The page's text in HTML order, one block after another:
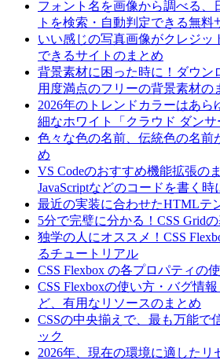
フォント名を画像から調べる、
トを検索・自動判定できる無料
いい感じの写真画像がクレジッ
できるサイトのまとめ
背景素材に困った時に！ダウン
用度満点のフリーの背景素材の
2026年のトレンドカラーはあら
細なホワイト「クラウド ダンサ
色々な色の名前、伝統色の名前
め
VS Codeのおすすめ機能拡張の
JavaScriptなどのコードを書く時
最近の実装に合わせたHTMLテ
5分で完璧に分かる！CSS Grid
独学の人にオススメ！CSS
るチュートリアル
CSS Flexbox の各プロパティの
CSS Flexboxの使い方・バグ情
ど、有用なリソースのまとめ
CSSの中央揃えで、最も万能で
ック
2026年、現在の環境に適したリ